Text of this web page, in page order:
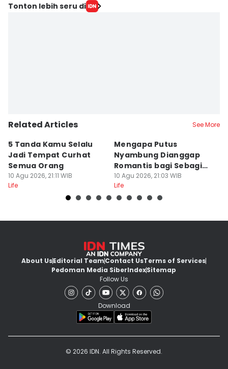
Tonton lebih seru di
Related Articles See More
5 Tanda Kamu Selalu
Jadi Tempat Curhat
Semua Orang
10 Agu 2026, 21:11 WIB
Life
Mengapa Putus
Nyambung Dianggap
Romantis bagi Sebagian
Orang?
10 Agu 2026, 21:03 WIB
Life
About UsEditorial TeamContact UsTerms of Services
Pedoman Media SiberIndexSitemap
Follow Us
Download
© 2026 IDN. All Rights Reserved.